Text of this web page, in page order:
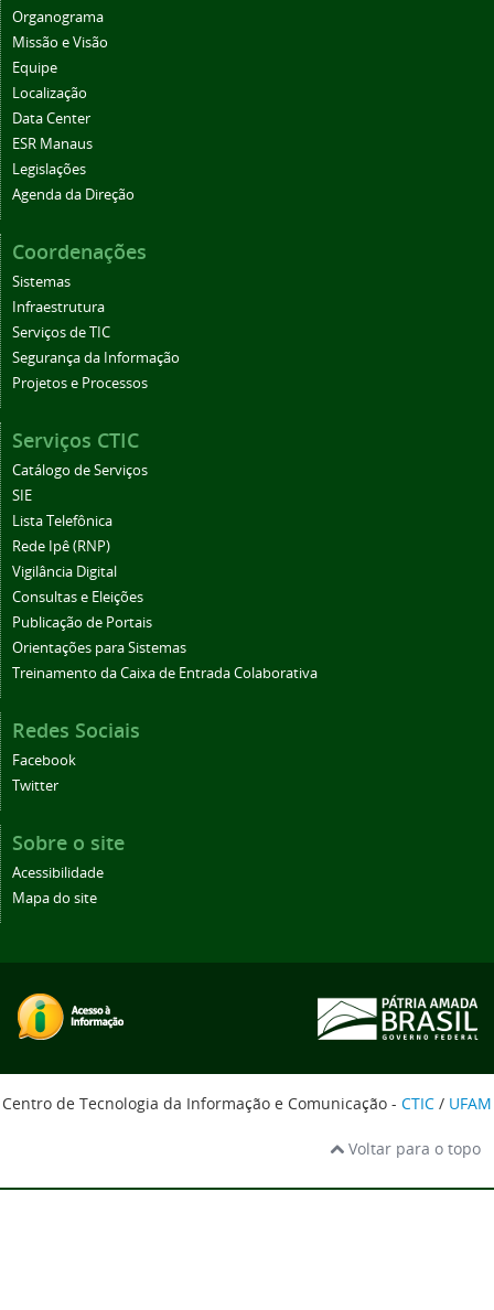
Organograma
Missão e Visão
Equipe
Localização
Data Center
ESR Manaus
Legislações
Agenda da Direção
Coordenações
Sistemas
Infraestrutura
Serviços de TIC
Segurança da Informação
Projetos e Processos
Serviços CTIC
Catálogo de Serviços
SIE
Lista Telefônica
Rede Ipê (RNP)
Vigilância Digital
Consultas e Eleições
Publicação de Portais
Orientações para Sistemas
Treinamento da Caixa de Entrada Colaborativa
Redes Sociais
Facebook
Twitter
Sobre o site
Acessibilidade
Mapa do site
Centro de Tecnologia da Informação e Comunicação - CTIC / UFAM
Voltar para o topo